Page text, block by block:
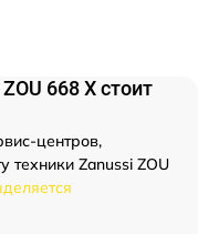
668 X стоит
центров,
техники Zanussi ZOU